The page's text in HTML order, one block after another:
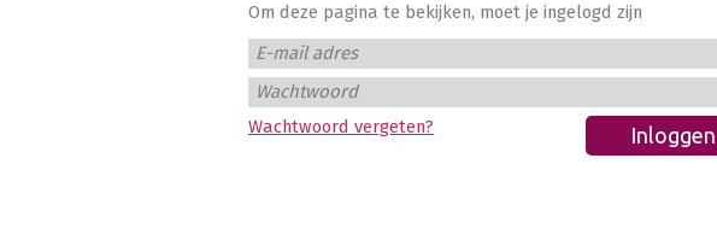
Om deze pagina te bekijken, moet je ingelogd zijn
E-mail adres
Wachtwoord
Wachtwoord vergeten?